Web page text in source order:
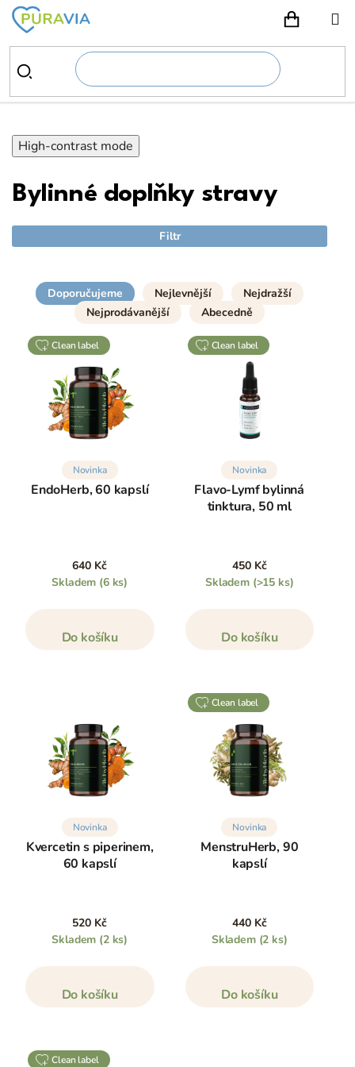
Přejít
obsah
High-contrast mode
Bylinné doplňky stravy
Filtr
Doporučujeme Nejlevnější
Nejdražší
Nejprodávanější
Abecedně
clean label
Novinka
EndoHerb, 60 kapslí
640 Kč
Skladem (6 ks)
Do košíku
clean label
Novinka
Flavo-Lymf bylinná
tinktura, 50 ml
450 Kč
Skladem (>15 ks)
Do košíku
Novinka
Kvercetin s piperinem,
60 kapslí
520 Kč
Skladem (2 ks)
Do košíku
clean label
Novinka
MenstruHerb, 90
kapslí
440 Kč
Skladem (2 ks)
Do košíku
clean label